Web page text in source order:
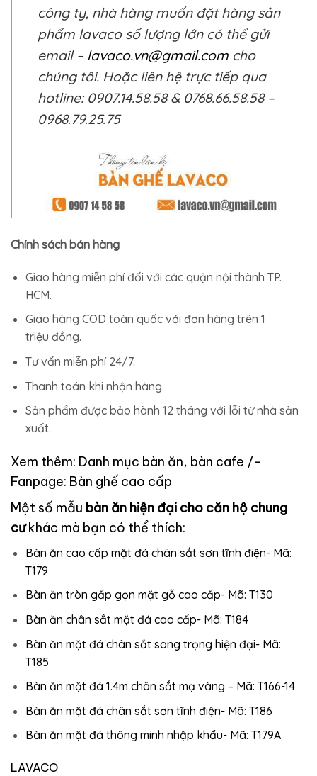
công ty, nhà hàng muốn đặt hàng sản
phẩm lavaco số lượng lớn có thể gửi
email – lavaco.vn@gmail.com cho
chúng tôi. Hoặc liên hệ trực tiếp qua
hotline: 0907.14.58.58 & 0768.66.58.58 –
0968.79.25.75
Chính sách bán hàng
Giao hàng miễn phí đối với các quận nội thành TP.
HCM.
Giao hàng COD toàn quốc với đơn hàng trên 1
triệu đồng.
Tư vấn miễn phí 24/7.
Thanh toán khi nhận hàng.
Sản phẩm được bảo hành 12 tháng với lỗi từ nhà sản
xuất.
Xem thêm: Danh mục bàn ăn, bàn cafe /–
Fanpage: Bàn ghế cao cấp
Một số mẫu bàn ăn hiện đại cho căn hộ chung
cưkhác mà bạn có thể thích:
Bàn ăn cao cấp mặt đá chân sắt sơn tĩnh điện- Mã:
T179
Bàn ăn tròn gấp gọn mặt gỗ cao cấp- Mã: T130
Bàn ăn chân sắt mặt đá cao cấp- Mã: T184
Bàn ăn mặt đá chân sắt sang trọng hiện đại- Mã:
T185
Bàn ăn mặt đá 1.4m chân sắt mạ vàng – Mã: T166-14
Bàn ăn mặt đá chân sắt sơn tĩnh điện- Mã: T186
Bàn ăn mặt đá thông minh nhập khẩu- Mã: T179A
LAVACO